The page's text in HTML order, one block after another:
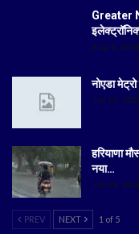
Greater
Aug 6, 2026
नोएडा
Jul 19,
हरियाणा
नया…
Jul 18,
PREV NEXT 1 of 5